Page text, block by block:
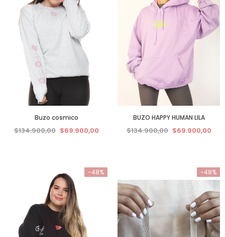
Buzo cosmico
$134.900,00 $69.900,00
BUZO HAPPY HUMAN LILA
$134.900,00 $69.900,00
-48% -48%